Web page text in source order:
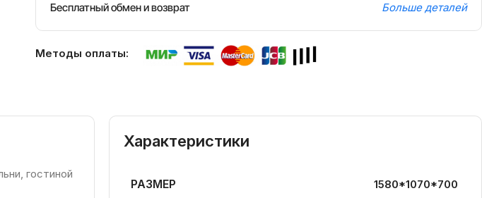
Бесплатный обмен и возврат Больше деталей
Методы оплаты:
гостиной
Характеристики
РАЗМЕР 1580*1070*700